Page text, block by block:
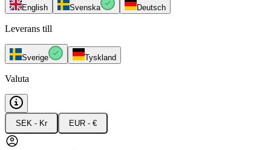
English Svenska Deutsch
Leverans till
Sverige Tyskland
Valuta
SEK - Kr EUR - €